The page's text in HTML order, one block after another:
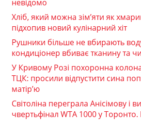
невідомо
Хліб, який можна зім’яти як
підхопив новий кулінарний хіт
Рушники більше не вбирають
кондиціонер вбиває тканину та
У Кривому Розі похоронна
ТЦК: просили відпустити сина
матір’ю
Світоліна переграла Анісімову і
чвертьфінал WTA 1000 у Торонто.